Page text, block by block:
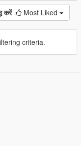
करें Most Liked
criteria.